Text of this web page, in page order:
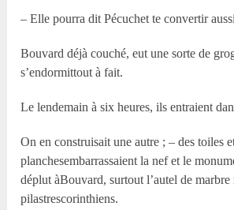
– Elle pourra dit Pécuchet te convertir
Bouvard déjà couché, eut une sorte de
s’endormittout à fait.
Le lendemain à six heures, ils entraient
On en construisait une autre ; – des toiles
planchesembarrassaient la nef et le
déplut àBouvard, surtout l’autel de marbre
pilastrescorinthiens.